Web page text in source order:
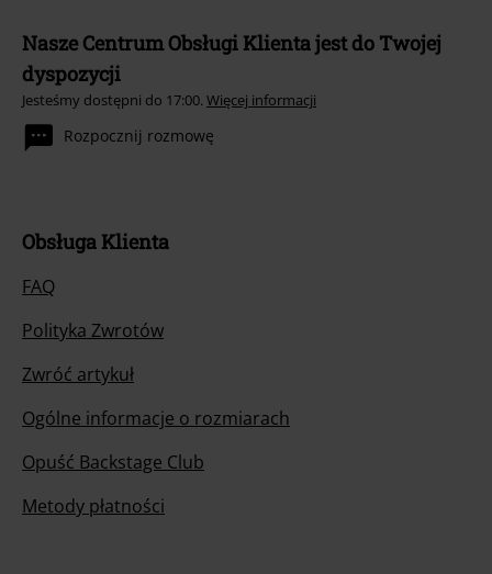
Nasze Centrum Obsługi Klienta jest do Twojej
dyspozycji
Jesteśmy dostępni do 17:00. Więcej informacji
Rozpocznij rozmowę
Obsługa Klienta
FAQ
Polityka Zwrotów
Zwróć artykuł
Ogólne informacje o rozmiarach
Opuść Backstage Club
Metody płatności